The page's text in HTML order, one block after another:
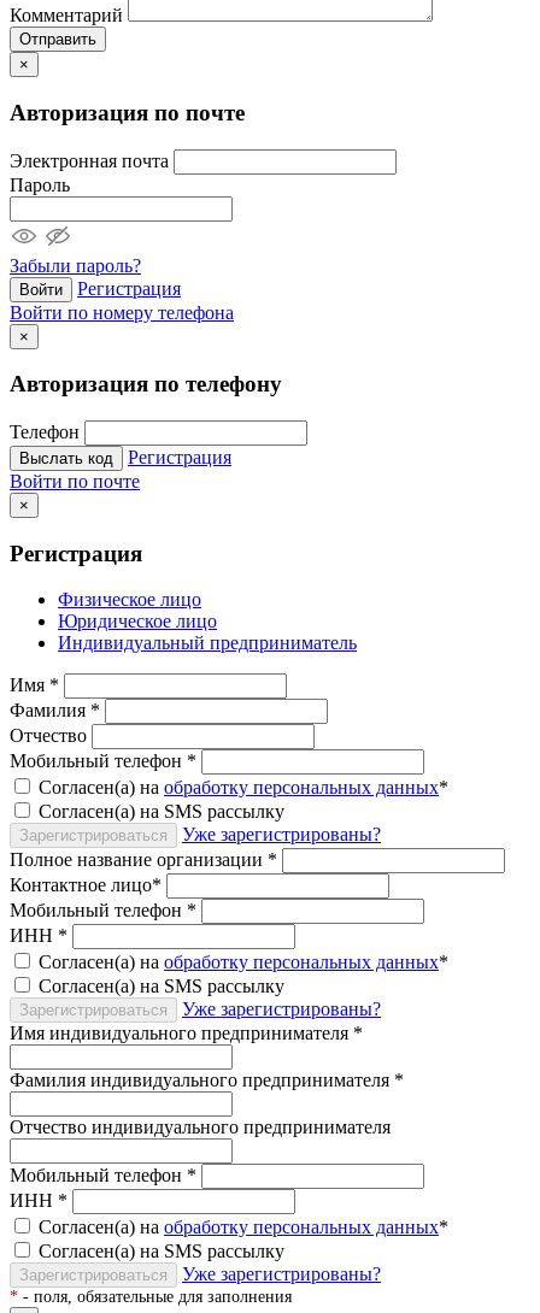
Комментарий
Отправить
×
Авторизация по почте
Электронная почта
Пароль
Забыли пароль?
Войти
Регистрация
Войти по номеру телефона
×
Авторизация по телефону
Телефон
Выслать код
Регистрация
Войти по почте
×
Регистрация
Физическое лицо
Юридическое лицо
Индивидуальный предприниматель
Имя *
Фамилия *
Отчество
Мобильный телефон *
Согласен(а) на обработку персональных данных*
Согласен(а) на SMS рассылку
Зарегистрироваться
Уже зарегистрированы?
Полное название организации *
Контактное лицо*
Мобильный телефон *
ИНН *
Согласен(а) на обработку персональных данных*
Согласен(а) на SMS рассылку
Зарегистрироваться
Уже зарегистрированы?
Имя индивидуального предпринимателя *
Фамилия индивидуального предпринимателя *
Отчество индивидуального предпринимателя
Мобильный телефон *
ИНН *
Согласен(а) на обработку персональных данных*
Согласен(а) на SMS рассылку
Зарегистрироваться Уже зарегистрированы?
* - поля, обязательные для заполнения